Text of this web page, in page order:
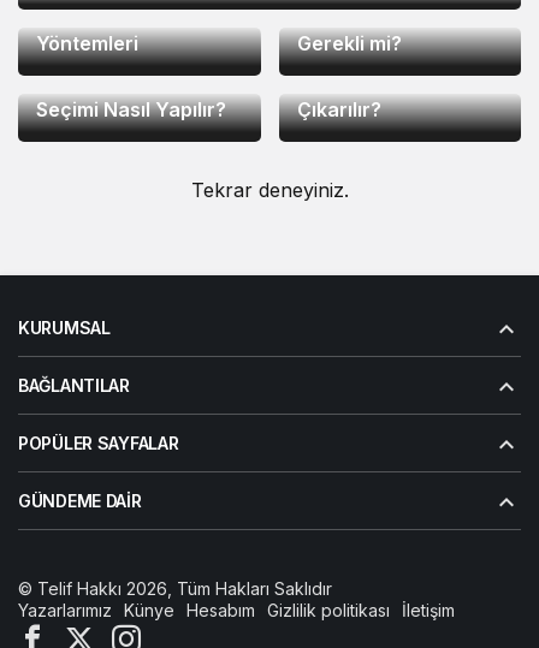
Hatırlatma
Yöntemleri
Ortopedik Yastık
Gerekli mi?
5 ay önce
Ofis Sandalyesi
Seçimi Nasıl Yapılır?
5 ay önce
Öğrenci Kartı Nasıl
Çıkarılır?
Tekrar deneyiniz.
KURUMSAL
BAĞLANTILAR
POPÜLER SAYFALAR
GÜNDEME DAIR
© Telif Hakkı 2026, Tüm Hakları Saklıdır
Yazarlarımız
Künye Hesabım Gizlilik politikası İletişim